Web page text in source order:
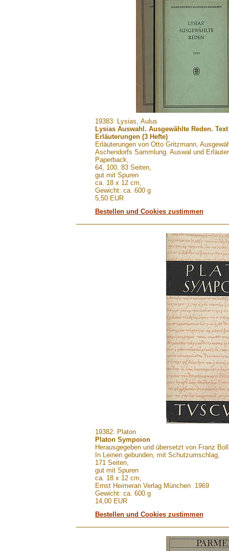
19383: Lysias, Aulus
Lysias Auswahl. Ausgewählte Reden.
Erläuterungen (3 Hefte)
Erläuterungen von Otto Gritzmann,
Aschendorfs Sammlung. Auswal und
Paperback,
64, 100, 83 Seiten,
gut mit Spuren
ca. 18 x 12 cm,
Gewicht: ca. 600 g
5,50 EUR
Bestellen und Cookies zustimmen
19382: Platon
Platon Sympoion
Herausgegeben und übersetzt von Franz Boll
In Leinen gebunden, mit Schutzumschlag,
171 Seiten,
gut mit Spuren
ca. 18 x 12 cm,
Ernst Heimeran Verlag München 1969
Gewicht: ca. 600 g
14,00 EUR
Bestellen und Cookies zustimmen